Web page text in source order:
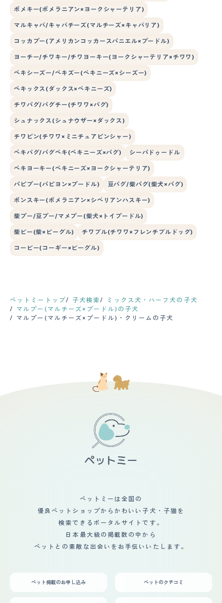
ポメキー(ポメラニアン×ヨークシャーテリア)
マルキャバ/キャバチーズ(マルチーズ×キャバリア)
コッカプー(アメリカンコッカースパニエル×プードル)
ヨーチー/チワキー/チワヨーキー(ヨークシャーテリア×チワワ)
ペキシーズー/ペキズー(ペキニーズ×シーズー)
ペキックス(ダックス×ペキニーズ)
チワパグ/パグチー(チワワ×パグ)
シュナックス(シュナウザー×ダックス)
チワピン(チワワ×ミニチュアピンシャー)
ペキパグ/パグペキ(ペキニーズ×パグ) シーパドゥードル
ペキヨーキー(ペキニーズ×ヨークシャーテリア)
パピプー(パピヨン×プードル) 豆パグ/柴パグ(柴犬×パグ)
ポンスキー(ポメラニアン×シベリアンハスキー)
柴プー/豆プー/マメプー(柴犬×トイプードル)
柴ビー(柴×ビーグル) チワブル(チワワ×フレンチブルドッグ)
コービー(コーギー×ビーグル)
ペットミートップ 子犬検索
ミックス犬・ハーフ犬の子犬
マルプー(マルチーズ×プードル)の子犬
マルプー(マルチーズ×プードル)・クリームの子犬
ペットミーは全国の
優良ペットショップからかわいい子犬・子猫を
検索できるポータルサイトです。
日本最大級の掲載数の中から
ペットとの素敵な出会いをお手伝いいたします。
ペット掲載のお申し込み ペットのクチコミ